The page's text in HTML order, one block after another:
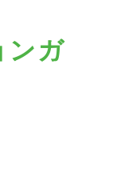
ンガ